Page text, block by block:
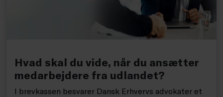
Hvad skal du vide, når du ansætter
medarbejdere fra udlandet?
I brevkassen besvarer Dansk Erhvervs advokater et